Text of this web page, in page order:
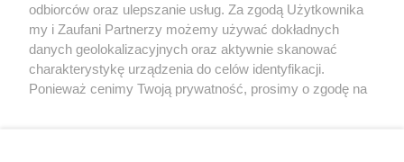
Reklama Tematy Archiwum artykułów
odbiorców oraz ulepszanie usług. Za zgodą Użytkownika
my i Zaufani Partnerzy możemy używać dokładnych
danych geolokalizacyjnych oraz aktywnie skanować
charakterystykę urządzenia do celów identyfikacji.
Ponieważ cenimy Twoją prywatność, prosimy o zgodę na